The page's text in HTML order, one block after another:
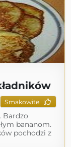
Smakowite
Bardzo
bananom.
pochodzi z